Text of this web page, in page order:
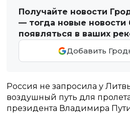
Получайте новости
— тогда новые новости
появляться в ваших
Добавить
Россия не запросила у
воздушный путь для
президента Владимира